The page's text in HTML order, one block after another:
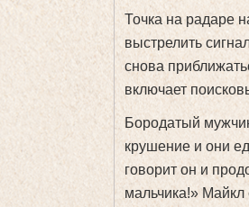
Точка на радаре
выстрелить
снова
включает
Бородатый
крушение и они
говорит он и
мальчика!»